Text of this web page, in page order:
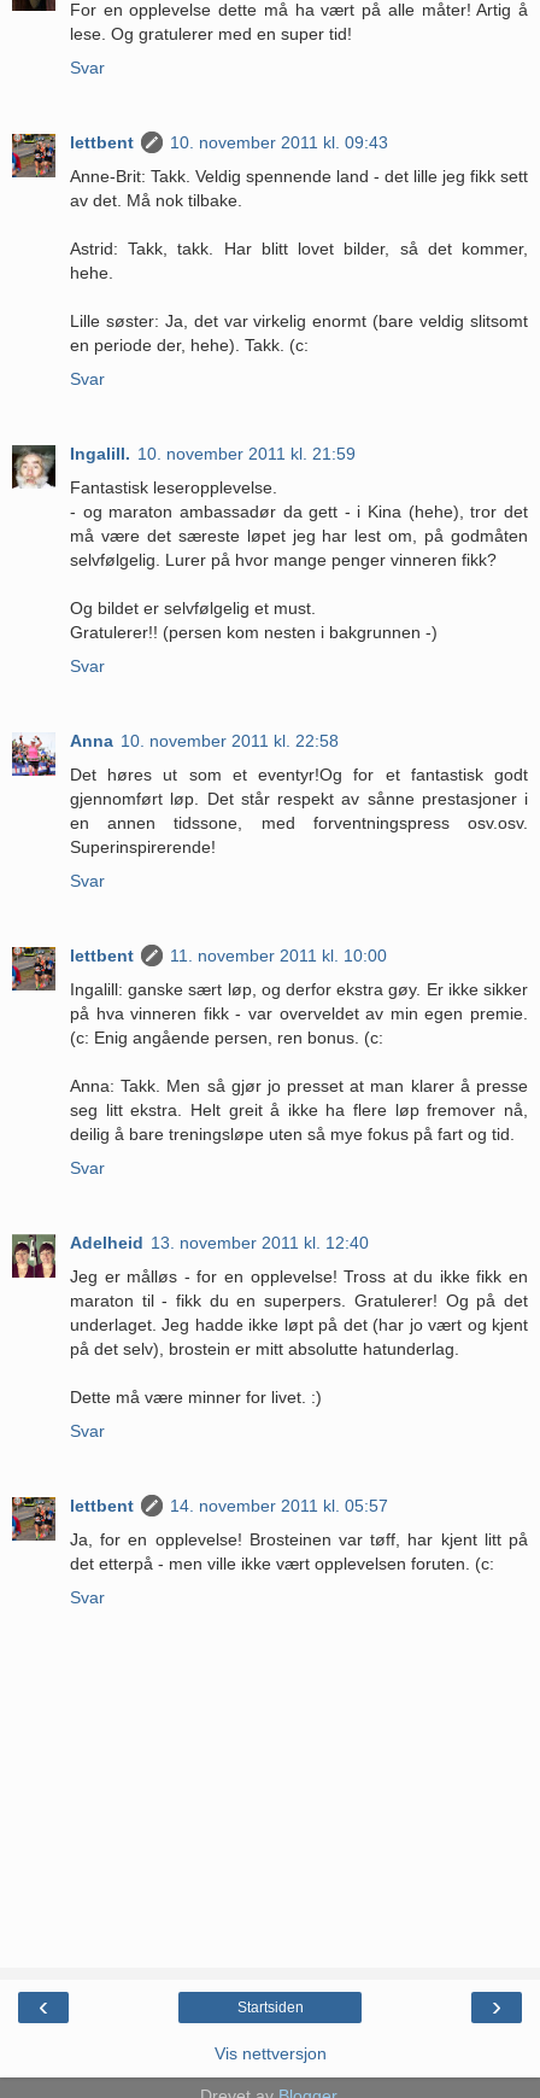
For en opplevelse dette må ha vært på alle måter! Artig å
lese. Og gratulerer med en super tid!
Svar
lettbent
10. november 2011 kl. 09:43
Anne-Brit: Takk. Veldig spennende land - det lille jeg fikk sett
av det. Må nok tilbake.
Astrid: Takk, takk. Har blitt lovet bilder, så det kommer,
hehe.
Lille søster: Ja, det var virkelig enormt (bare veldig slitsomt
en periode der, hehe). Takk. (c:
Svar
Ingalill. 10. november 2011 kl. 21:59
Fantastisk leseropplevelse.
- og maraton ambassadør da gett - i Kina (hehe), tror det
må være det særeste løpet jeg har lest om, på godmåten
selvfølgelig. Lurer på hvor mange penger vinneren fikk?
Og bildet er selvfølgelig et must.
Gratulerer!! (persen kom nesten i bakgrunnen -)
Svar
Anna 10. november 2011 kl. 22:58
Det høres ut som et eventyr!Og for et fantastisk godt
gjennomført løp. Det står respekt av sånne prestasjoner i
en annen tidssone, med forventningspress osv.osv.
Superinspirerende!
Svar
lettbent
11. november 2011 kl. 10:00
Ingalill: ganske sært løp, og derfor ekstra gøy. Er ikke sikker
på hva vinneren fikk - var overveldet av min egen premie.
(c: Enig angående persen, ren bonus. (c:
Anna: Takk. Men så gjør jo presset at man klarer å presse
seg litt ekstra. Helt greit å ikke ha flere løp fremover nå,
deilig å bare treningsløpe uten så mye fokus på fart og tid.
Svar
Adelheid 13. november 2011 kl. 12:40
Jeg er målløs - for en opplevelse! Tross at du ikke fikk en
maraton til - fikk du en superpers. Gratulerer! Og på det
underlaget. Jeg hadde ikke løpt på det (har jo vært og kjent
på det selv), brostein er mitt absolutte hatunderlag.
Dette må være minner for livet. :)
Svar
lettbent
14. november 2011 kl. 05:57
Ja, for en opplevelse! Brosteinen var tøff, har kjent litt på
det etterpå - men ville ikke vært opplevelsen foruten. (c:
Svar
‹ ›
Startsiden
Vis nettversjon